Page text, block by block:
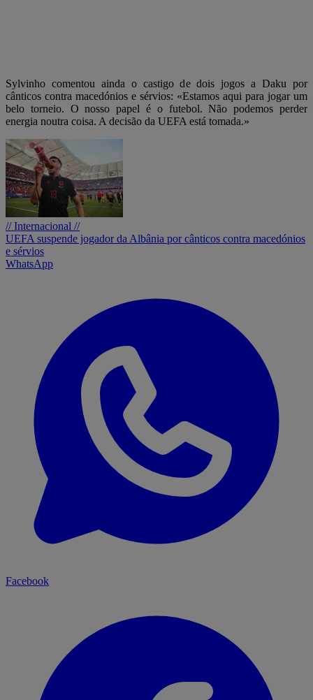
Sylvinho comentou ainda o castigo de dois jogos a Daku por
cânticos contra macedónios e sérvios: «Estamos aqui para jogar um
belo torneio. O nosso papel é o futebol. Não podemos perder
energia noutra coisa. A decisão da UEFA está tomada.»
// Internacional //
UEFA suspende jogador da Albânia por cânticos contra macedónios
e sérvios
WhatsApp
Facebook